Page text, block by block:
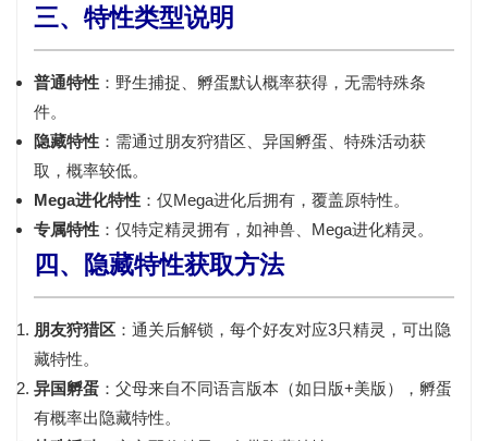
三、特性类型说明
普通特性 ：野生捕捉、孵蛋默认概率获得，无需特殊条
件。
隐藏特性 ：需通过朋友狩猎区、异国孵蛋、特殊活动获
取，概率较低。
Mega进化特性 ：仅Mega进化后拥有，覆盖原特性。
专属特性 ：仅特定精灵拥有，如神兽、Mega进化精灵。
四、隐藏特性获取方法
朋友狩猎区 ：通关后解锁，每个好友对应3只精灵，可出隐
藏特性。
异国孵蛋 ：父母来自不同语言版本（如日版+美版），孵蛋
有概率出隐藏特性。